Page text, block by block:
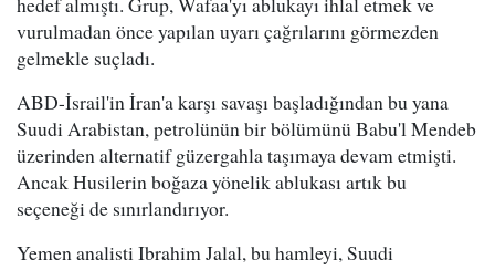
vurulmadan önce yapılan uyarı çağrılarını görmezden
gelmekle suçladı.
ABD-İsrail'in İran'a karşı savaşı başladığından bu yana
Suudi Arabistan, petrolünün bir bölümünü Babu'l Mendeb
üzerinden alternatif güzergahla taşımaya devam etmişti.
Ancak Husilerin boğaza yönelik ablukası artık bu
seçeneği de sınırlandırıyor.
Yemen analisti Ibrahim Jalal, bu hamleyi, Suudi